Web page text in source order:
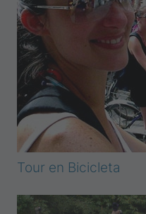
Tour en Bicicleta